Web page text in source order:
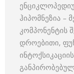
ჰიპომნეზია –
კომპონენტის
დროებითი,